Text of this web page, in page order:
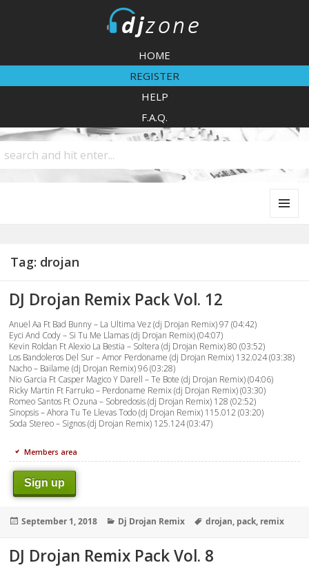
HOME
REGISTER
HELP
F.A.Q.
Tag: drojan
DJ Drojan Remix Pack Vol. 12
Anuel Aa Ft Bad Bunny – La Ultima Vez (dj Drojan Remix) 97 (04:42)
Eyci And Cody – Si Tu Me Llamas (dj Drojan Remix) (04:07)
Kevin Roldan Ft Alexio La Bestia – Soltera (dj Drojan Remix) 80 (03:52)
Los Bandoleros Del Sur – Amor Perdoname (dj Drojan Remix) 132.024 (03:38)
Nacho – Bailame (dj Drojan Remix) 96 (03:28)
Nio Garcia Ft Casper Magico Y Darell – Te Bote (dj Drojan Remix) (04:06)
Ricky Martin Ft Farruko – Perdoname Remix (dj Drojan Remix) (03:30)
Romeo Santos Ft Ozuna – Sobredosis (dj Drojan Remix) 128 (02:52)
Sinopsis – Ahora Tu Te Llevas Todo (dj Drojan Remix) 115.012 (03:20)
Soda Stereo – Signos (dj Drojan Remix) 125.124 (03:47)
Members area
Sign up
Posted
September 1, 2018 Categories
Dj Drojan Remix Tags
drojan, pack, remix
DJ Drojan Remix Pack Vol. 8